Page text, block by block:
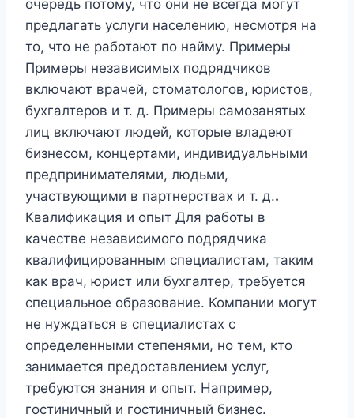
очередь потому, что они не всегда могут
предлагать услуги населению, несмотря на
то, что не работают по найму. Примеры
Примеры независимых подрядчиков
включают врачей, стоматологов, юристов,
бухгалтеров и т. д. Примеры самозанятых
лиц включают людей, которые владеют
бизнесом, концертами, индивидуальными
предпринимателями, людьми,
участвующими в партнерствах и т. д..
Квалификация и опыт Для работы в
качестве независимого подрядчика
квалифицированным специалистам, таким
как врач, юрист или бухгалтер, требуется
специальное образование. Компании могут
не нуждаться в специалистах с
определенными степенями, но тем, кто
занимается предоставлением услуг,
требуются знания и опыт. Например,
гостиничный и гостиничный бизнес.